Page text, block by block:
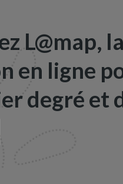
L@map,
en ligne
degré et